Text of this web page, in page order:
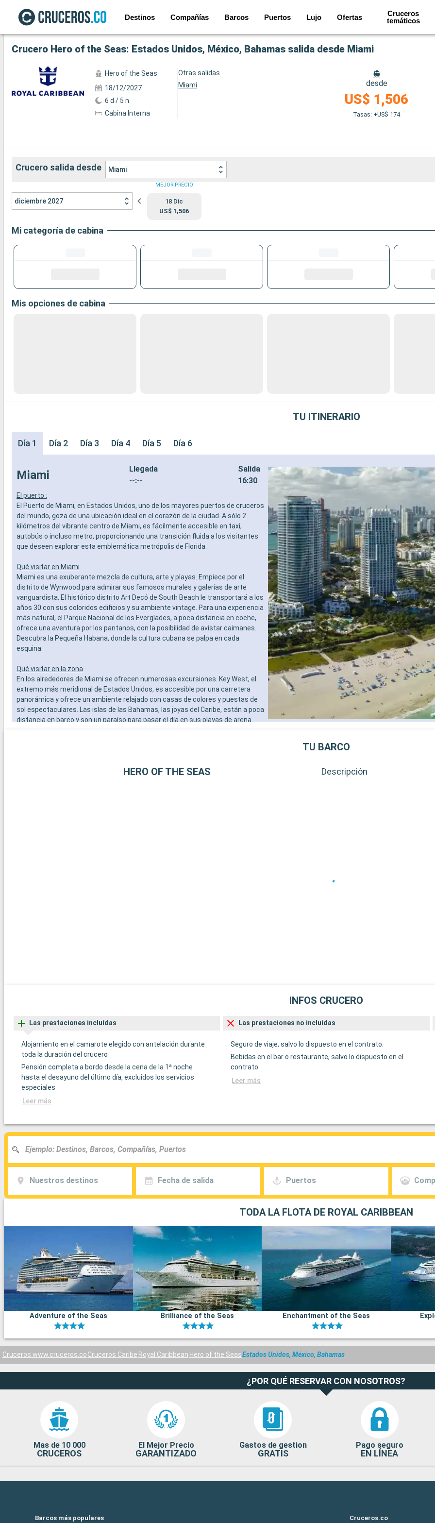
Destinos Compañías Barcos Puertos Lujo Ofertas
Cruceros
temáticos
Ver las 27 fotos siguientes
Crucero Hero of the Seas: Estados Unidos, México, Bahamas salida desde Miami
Hero of the Seas
18/12/2027
6 d / 5 n
Cabina Interna
Otras salidas
Miami
desde
US$ 1,506
Tasas: +US$ 174
Crucero salida desde Miami
diciembre 2027
MEJOR PRECIO
18 Dic
US$ 1,506
Mi categoría de cabina
Mis opciones de cabina
TU ITINERARIO
Día 1 Día 2 Día 3 Día 4 Día 5 Día 6
Miami
Llegada
--:--
Salida
16:30
El puerto :
El Puerto de Miami, en Estados Unidos, uno de los mayores puertos de cruceros
del mundo, goza de una ubicación ideal en el corazón de la ciudad. A sólo 2
kilómetros del vibrante centro de Miami, es fácilmente accesible en taxi,
autobús o incluso metro, proporcionando una transición fluida a los visitantes
que deseen explorar esta emblemática metrópolis de Florida.
Qué visitar en Miami
Miami es una exuberante mezcla de cultura, arte y playas. Empiece por el
distrito de Wynwood para admirar sus famosos murales y galerías de arte
vanguardista. El histórico distrito Art Decó de South Beach le transportará a los
años 30 con sus coloridos edificios y su ambiente vintage. Para una experiencia
más natural, el Parque Nacional de los Everglades, a poca distancia en coche,
ofrece una aventura por los pantanos, con la posibilidad de avistar caimanes.
Descubra la Pequeña Habana, donde la cultura cubana se palpa en cada
esquina.
Qué visitar en la zona
En los alrededores de Miami se ofrecen numerosas excursiones. Key West, el
extremo más meridional de Estados Unidos, es accesible por una carretera
panorámica y ofrece un ambiente relajado con casas de colores y puestas de
sol espectaculares. Las islas de las Bahamas, las joyas del Caribe, están a poca
distancia en barco y son un paraíso para pasar el día en sus playas de arena
TU BARCO
HERO OF THE SEAS Descripción
INFOS CRUCERO
Las prestaciones incluídas
Alojamiento en el camarote elegido con antelación durante
toda la duración del crucero
Pensión completa a bordo desde la cena de la 1ª noche
hasta el desayuno del último día, excluidos los servicios
especiales
Leer más
Las prestaciones no incluídas
Seguro de viaje, salvo lo dispuesto en el contrato.
Bebidas en el bar o restaurante, salvo lo dispuesto en el
contrato
Leer más
Nuestros destinos Fecha de salida Puertos
TODA LA FLOTA DE ROYAL CARIBBEAN
Adventure of the Seas Brilliance of the Seas Enchantment of the Seas
Cruceros www.cruceros.coCruceros Caribe Royal Caribbean Hero of the SeasEstados Unidos, México, Bahamas
¿POR QUÉ RESERVAR CON NOSOTROS?
Mas de 10 000
CRUCEROS
El Mejor Precio
GARANTIZADO
Gastos de gestion
GRATIS
Pago seguro
EN LÍNEA
Barcos más populares Cruceros.co